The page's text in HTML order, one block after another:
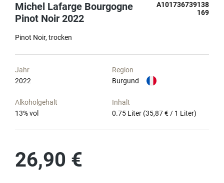
Michel Lafarge Bourgogne
Pinot Noir 2022
A101736739138
169
Pinot Noir trocken
Jahr
2022
Region
Burgund
Alkoholgehalt
13% vol
Inhalt
0.75 Liter (35,87 € / 1 Liter)
26,90 €